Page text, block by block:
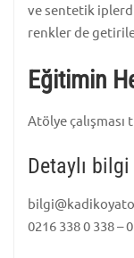
ve sentetik
renkler de
Eğitimin
Atölye çalışması
Detaylı
0216 338 0 338 –